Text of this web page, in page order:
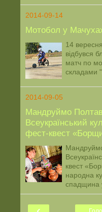
2014-09-14
Мотобол у
14
відбувся
матч по
складами
2014-09-05
Мандруймо
Всеукраїнський
фест-квест
квест
народна
спадщина